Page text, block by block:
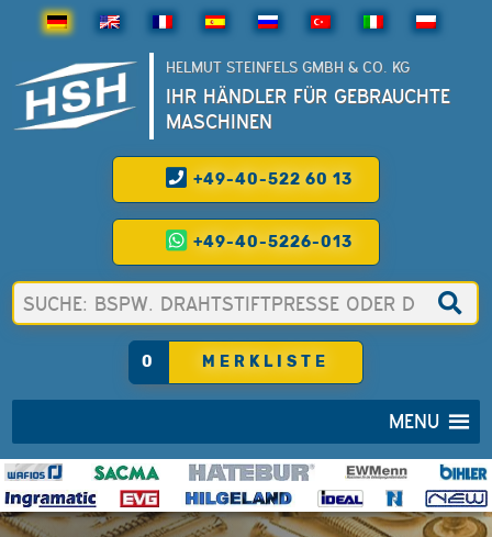
HELMUT STEINFELS GMBH & CO. KG
IHR HÄNDLER FÜR GEBRAUCHTE
MASCHINEN
+49-40-522 60 13
+49-40-5226-013
0 MERKLISTE
MENU